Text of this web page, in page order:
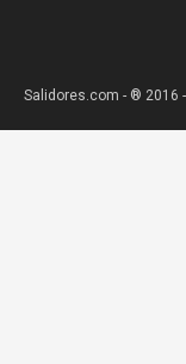
Salidores.com - ® 2016